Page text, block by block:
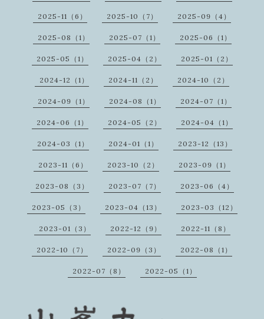
2025-11（6） 2025-10（7） 2025-09（4）
2025-08（1） 2025-07（1） 2025-06（1）
2025-05（1） 2025-04（2） 2025-01（2）
2024-12（1） 2024-11（2） 2024-10（2）
2024-09（1） 2024-08（1） 2024-07（1）
2024-06（1） 2024-05（2） 2024-04（1）
2024-03（1） 2024-01（1） 2023-12（13）
2023-11（6） 2023-10（2） 2023-09（1）
2023-08（3） 2023-07（7） 2023-06（4）
2023-05（3） 2023-04（13） 2023-03（12）
2023-01（3） 2022-12（9） 2022-11（8）
2022-10（7） 2022-09（3） 2022-08（1）
2022-07（8） 2022-05（1）